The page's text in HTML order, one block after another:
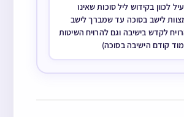
לכוון בקידוש ליל סוכות שאינו
לישב בסוכה עד שמברך לישב
לקדש בישיבה וגם להרויח השיטות
קודם הישיבה בסוכה)